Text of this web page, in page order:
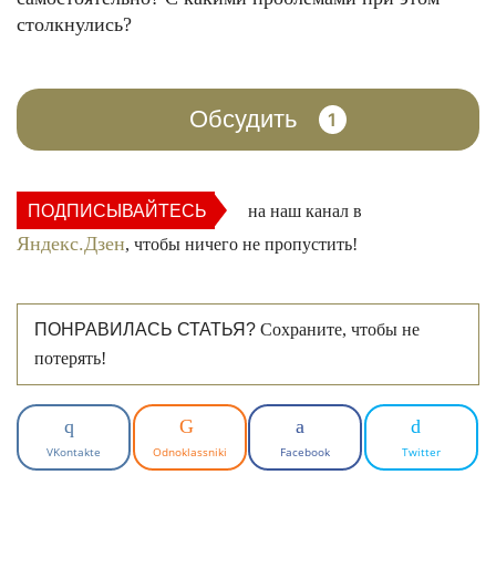
столкнулись?
Обсудить 1
ПОДПИСЫВАЙТЕСЬ на наш канал в
Яндекс.Дзен, чтобы ничего не пропустить!
ПОНРАВИЛАСЬ СТАТЬЯ? Сохраните, чтобы не
потерять!
VKontakte Odnoklassniki Facebook Twitter